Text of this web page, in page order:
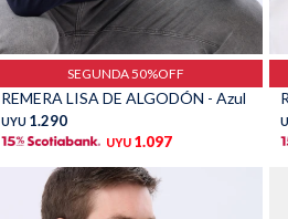
SEGUNDA 50%OFF
REMERA LISA DE ALGODÓN - Azul
UYU 1.290
UYU 1.097